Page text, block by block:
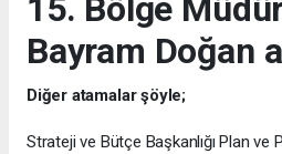
15. Bölge
Bayram Doğan
Diğer atamalar şöyle;
Strateji ve Bütçe Başkanlığı Plan ve